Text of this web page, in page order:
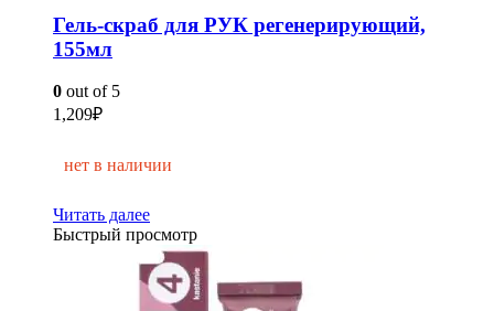
Гель-скраб для РУК регенерирующий,
155мл
0 out of 5
1,209₽
нет в наличии
Читать далее
Быстрый просмотр